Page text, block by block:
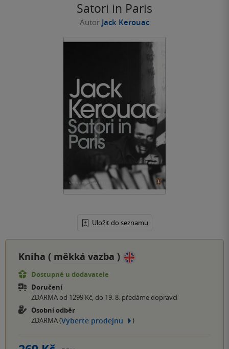
Satori in Paris
Autor Jack Kerouac
Uložit do seznamu
Kniha ( měkká vazba )
Dostupné u dodavatele
Doručení
ZDARMA od 1299 Kč, do 19. 8. předáme dopravci
Osobní odběr
ZDARMA (Vyberte prodejnu )